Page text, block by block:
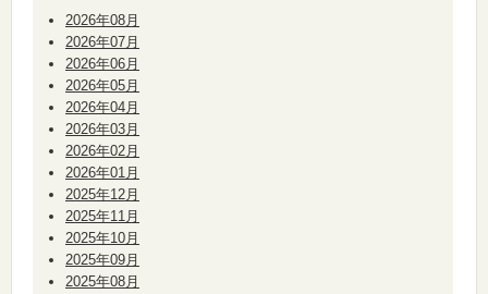
2026年08月
2026年07月
2026年06月
2026年05月
2026年04月
2026年03月
2026年02月
2026年01月
2025年12月
2025年11月
2025年10月
2025年09月
2025年08月